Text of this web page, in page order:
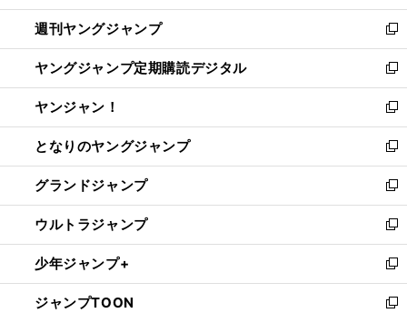
開
く
ウ
で
開
く
ン
ド
ウ
で
開
く
ウ
ィ
ン
ド
ウ
で
開
く
週刊ヤングジャンプ
新
し
い
ウ
ィ
ン
ド
ウ
で
開
く
ヤングジャンプ定期購読デジタル
新
し
い
ウ
ィ
ン
ド
ウ
で
開
く
ヤンジャン！
新
し
い
ウ
ィ
ン
ド
ウ
で
開
く
となりのヤングジャンプ
新
し
い
ウ
ィ
ン
ド
ウ
で
グランドジャンプ
新
し
い
ウ
ィ
ン
ド
ウルトラジャンプ
新
し
い
ウ
ィ
少年ジャンプ+
新
し
い
ジャンプTOON
新